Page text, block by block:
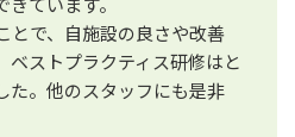
とで、自施設の良さや改善
ベストプラクティス研修はと
た。他のスタッフにも是非